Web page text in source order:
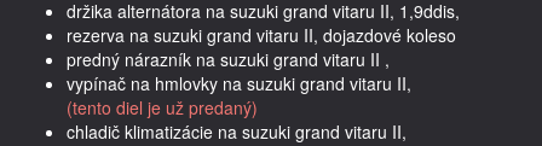
držika alternátora na suzuki grand vitaru II, 1,9ddis,
rezerva na suzuki grand vitaru II, dojazdové koleso
predný nárazník na suzuki grand vitaru II ,
vypínač na hmlovky na suzuki grand vitaru II,
(tento diel je už predaný)
chladič klimatizácie na suzuki grand vitaru II,